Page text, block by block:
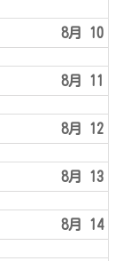
8月 10
8月 11
8月 12
8月 13
8月 14